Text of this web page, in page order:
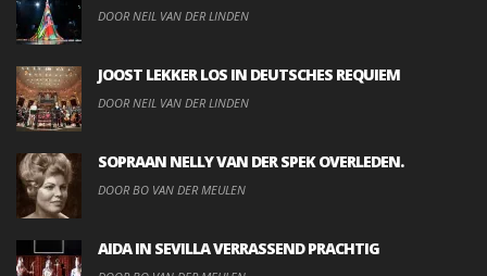
DOOR NEIL VAN DER LINDEN
JOOST LEKKER LOS IN DEUTSCHES REQUIEM
DOOR NEIL VAN DER LINDEN
SOPRAAN NELLY VAN DER SPEK OVERLEDEN.
DOOR BO VAN DER MEULEN
AIDA IN SEVILLA VERRASSEND PRACHTIG